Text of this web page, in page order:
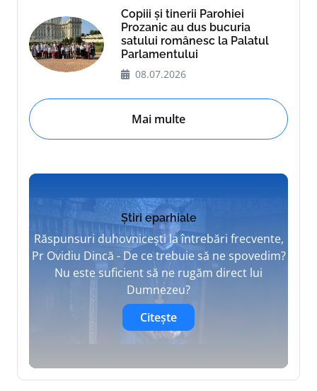
Copiii și tinerii Parohiei
Prozanic au dus bucuria
satului românesc la Palatul
Parlamentului
08.07.2026
Mai multe
Știri eparhiale
Răspunsuri duhovnicești la întrebări frecvente,
Pr Ovidiu Dincă - De ce trebuie să ne spovedim?
Nu este suficient să ne rugăm direct lui
Dumnezeu?
Citește